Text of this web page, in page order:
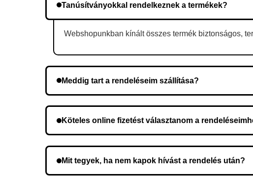
Tanúsítványokkal rendelkeznek a termékek?
Webshopunkban kínált összes termék biztonságos,
Meddig tart a rendeléseim szállítása?
Köteles online fizetést választanom a
Mit tegyek, ha nem kapok hívást a rendelés után?